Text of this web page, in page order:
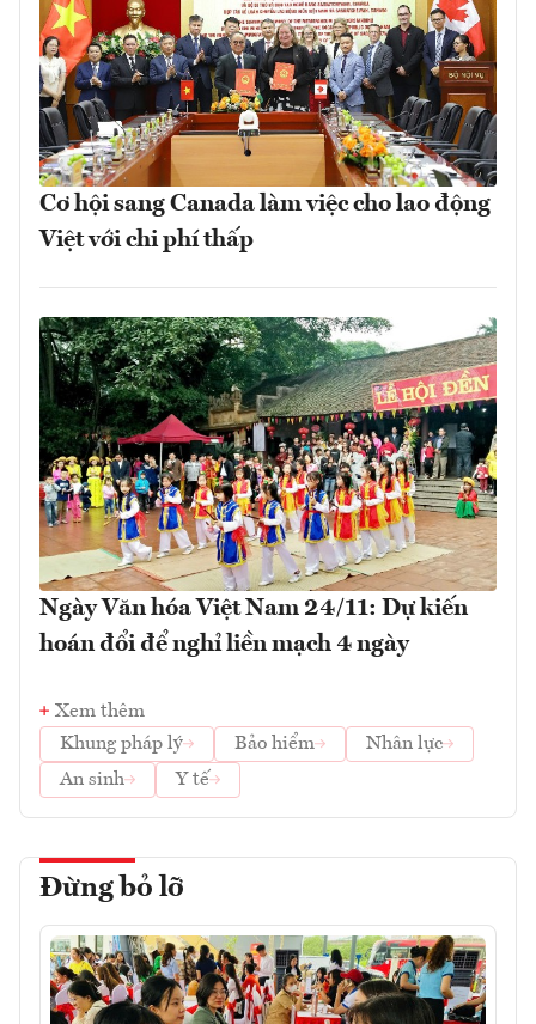
Cơ hội sang Canada làm việc cho lao động
Việt với chi phí thấp
Ngày Văn hóa Việt Nam 24/11: Dự kiến
hoán đổi để nghỉ liền mạch 4 ngày
Xem thêm
Khung pháp lý
Bảo hiểm
Nhân lực
An sinh
Y tế
Đừng bỏ lỡ